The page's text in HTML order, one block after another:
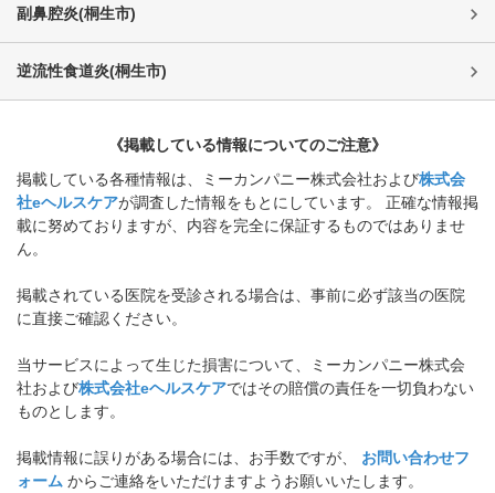
副鼻腔炎(桐生市)
逆流性食道炎(桐生市)
《掲載している情報についてのご注意》
掲載している各種情報は、ミーカンパニー株式会社および株式会
社eヘルスケアが調査した情報をもとにしています。 正確な情報掲
載に努めておりますが、内容を完全に保証するものではありませ
ん。
掲載されている医院を受診される場合は、事前に必ず該当の医院
に直接ご確認ください。
当サービスによって生じた損害について、ミーカンパニー株式会
社および株式会社eヘルスケアではその賠償の責任を一切負わない
ものとします。
掲載情報に誤りがある場合には、お手数ですが、
お問い合わせフ
ォーム からご連絡をいただけますようお願いいたします。